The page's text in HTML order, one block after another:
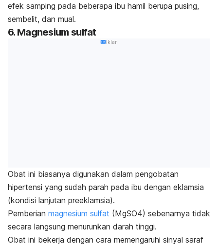
efek samping pada beberapa ibu hamil berupa pusing,
sembelit, dan mual.
6. Magnesium sulfat
Iklan
Obat ini biasanya digunakan dalam pengobatan
hipertensi yang sudah parah pada ibu dengan eklamsia
(kondisi lanjutan preeklamsia).
Pemberian magnesium sulfat (MgSO4) sebenarnya tidak
secara langsung menurunkan darah tinggi.
Obat ini bekerja dengan cara memengaruhi sinyal saraf